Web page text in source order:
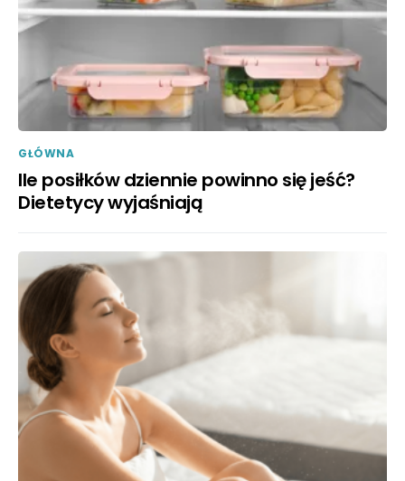
GŁÓWNA
Ile posiłków dziennie powinno się jeść?
Dietetycy wyjaśniają